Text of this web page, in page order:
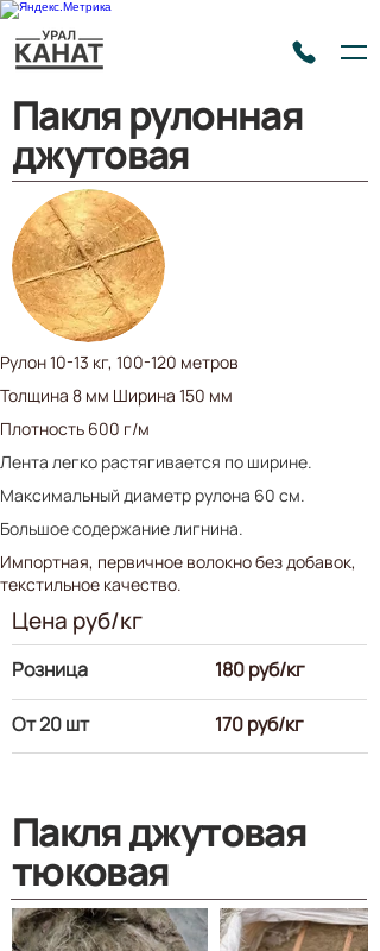
Пакля рулонная
джутовая
Рулон 10-13 кг, 100-120 метров
Толщина 8 мм Ширин​а 15​0 мм
Пл​отность 600 г/м
Лента легко растягивается по ширине.
Максимальный диаметр рулона 60 см.
Большое содержание лигнина.
Импортная, первичное волокно без добавок,
текстильное качество.
Цена руб/кг
Розница 180 руб/кг
От 20 шт 170 руб/кг
Пакля джутовая
тюковая